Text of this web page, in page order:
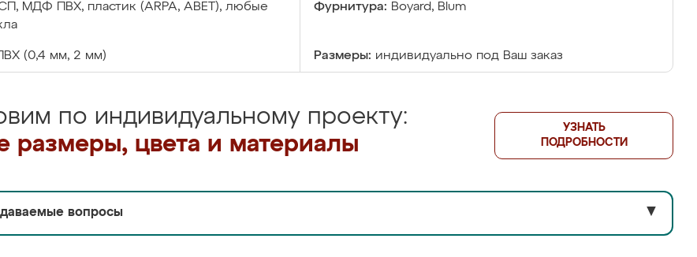
МДФ ПВХ, пластик (ARPA, ABET), любые
Фурнитура: Boyard, Blum
ПВХ (0,4 мм, 2 мм) Размеры: индивидуально под Ваш заказ
по индивидуальному проекту:
размеры, цвета и материалы
УЗНАТЬ
ПОДРОБНОСТИ
вопросы ▼